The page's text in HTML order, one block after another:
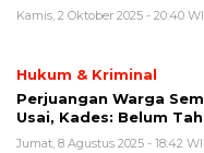
Kamis, 2 Oktober 2025 - 20:40
Hukum & Kriminal
Perjuangan Warga
Usai, Kades: Belum
Jumat, 8 Agustus 2025 - 18:42